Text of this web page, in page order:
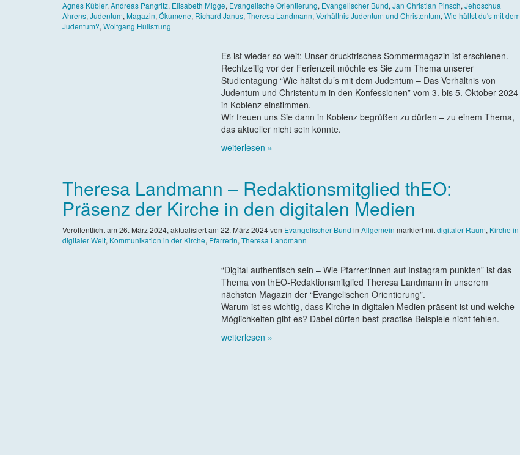
Agnes Kübler, Andreas Pangritz, Elisabeth Migge, Evangelische Orientierung, Evangelischer Bund, Jan Christian Pinsch, Jehoschua
Ahrens, Judentum, Magazin, Ökumene, Richard Janus, Theresa Landmann, Verhältnis Judentum und Christentum, Wie hältst du's mit dem
Judentum?, Wolfgang Hüllstrung
Es ist wieder so weit: Unser druckfrisches Sommermagazin ist erschienen.
Rechtzeitig vor der Ferienzeit möchte es Sie zum Thema unserer
Studientagung “Wie hältst du’s mit dem Judentum – Das Verhältnis von
Judentum und Christentum in den Konfessionen” vom 3. bis 5. Oktober 2024
in Koblenz einstimmen.
Wir freuen uns Sie dann in Koblenz begrüßen zu dürfen – zu einem Thema,
das aktueller nicht sein könnte.
weiterlesen »
Theresa Landmann – Redaktionsmitglied thEO:
Präsenz der Kirche in den digitalen Medien
Veröffentlicht am 26. März 2024, aktualisiert am 22. März 2024von Evangelischer Bund in Allgemein markiert mitdigitaler Raum, Kirche in
digitaler Welt, Kommunikation in der Kirche, Pfarrerin, Theresa Landmann
“Digital authentisch sein – Wie Pfarrer:innen auf Instagram punkten” ist das
Thema von thEO-Redaktionsmitglied Theresa Landmann in unserem
nächsten Magazin der “Evangelischen Orientierung”.
Warum ist es wichtig, dass Kirche in digitalen Medien präsent ist und welche
Möglichkeiten gibt es? Dabei dürfen best-practise Beispiele nicht fehlen.
weiterlesen »